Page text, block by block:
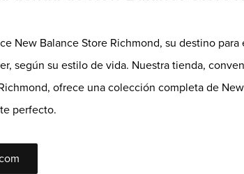
New Balance Store Richmond, su destino
según su estilo de vida. Nuestra tienda,
Richmond, ofrece una colección completa de
perfecto.